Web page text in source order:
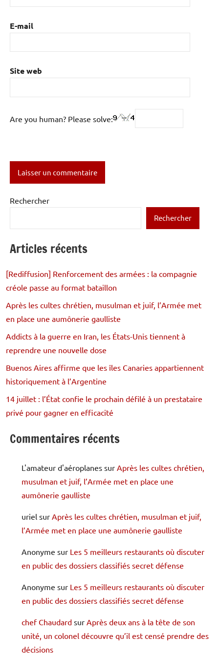
E-mail
Site web
Are you human? Please solve:
Rechercher
Rechercher
Articles récents
[Rediffusion] Renforcement des armées : la compagnie
créole passe au format bataillon
Après les cultes chrétien, musulman et juif, l’Armée met
en place une aumônerie gaulliste
Addicts à la guerre en Iran, les États-Unis tiennent à
reprendre une nouvelle dose
Buenos Aires affirme que les îles Canaries appartiennent
historiquement à l’Argentine
14 juillet : l’État confie le prochain défilé à un prestataire
privé pour gagner en efficacité
Commentaires récents
L'amateur d'aéroplanes sur Après les cultes chrétien,
musulman et juif, l’Armée met en place une
aumônerie gaulliste
uriel sur Après les cultes chrétien, musulman et juif,
l’Armée met en place une aumônerie gaulliste
Anonyme sur Les 5 meilleurs restaurants où discuter
en public des dossiers classifiés secret défense
Anonyme sur Les 5 meilleurs restaurants où discuter
en public des dossiers classifiés secret défense
chef Chaudard sur Après deux ans à la tête de son
unité, un colonel découvre qu’il est censé prendre des
décisions